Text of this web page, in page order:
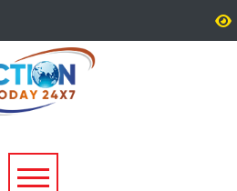
हादसा: 250 मीटर
बोलेरो, एक ही
की मौत; एक
जारी